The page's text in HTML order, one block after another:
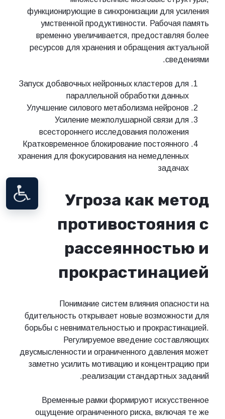
функционирующие в синхронизации для усиления
умственной продуктивности. Рабочая память
временно увеличивается, предоставляя более
ресурсов для хранения и обращения актуальной
сведениями.
Запуск добавочных нейронных кластеров для
параллельной обработки данных
Улучшение силового метаболизма нейронов
Усиление межполушарной связи для
всестороннего исследования положения
Кратковременное блокирование постоянного
хранения для фокусирования на немедленных
задачах
Угроза как метод
противостояния с
рассеянностью и
прокрастинацией
Понимание систем влияния опасности на
бдительность открывает новые возможности для
борьбы с невнимательностью и прокрастинацией.
Регулируемое введение составляющих
двусмысленности и ограниченного давления может
заметно усилить мотивацию и концентрацию при
реализации стандартных заданий.
Временные рамки формируют искусственное
ощущение ограниченного риска, включая те же